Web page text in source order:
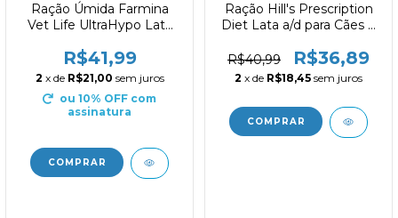
Ração Úmida Farmina
Vet Life UltraHypo Lata
R$41,99
2 x de R$21,00 sem juros
ou 10% OFF com
assinatura
Ração Hill's Prescription
Diet Lata a/d para Cães e
críticas 156g
R$40,99 R$36,89
2 x de R$18,45 sem juros